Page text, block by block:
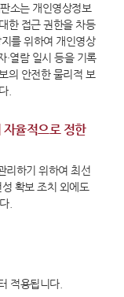
소는 개인영상정보
한 접근 권한을 차등
를 위하여 개인영상
·열람 일시 등을 기록
의 안전한 물리적 보
.
자율적으로 정한
리하기 위하여 최선
확보 조치 외에도
.
적용됩니다.